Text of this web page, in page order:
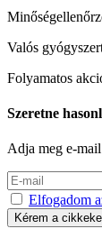
Valós
Folyamatos
Szeretne
Adja meg e-
Elfogadom
Kérem a